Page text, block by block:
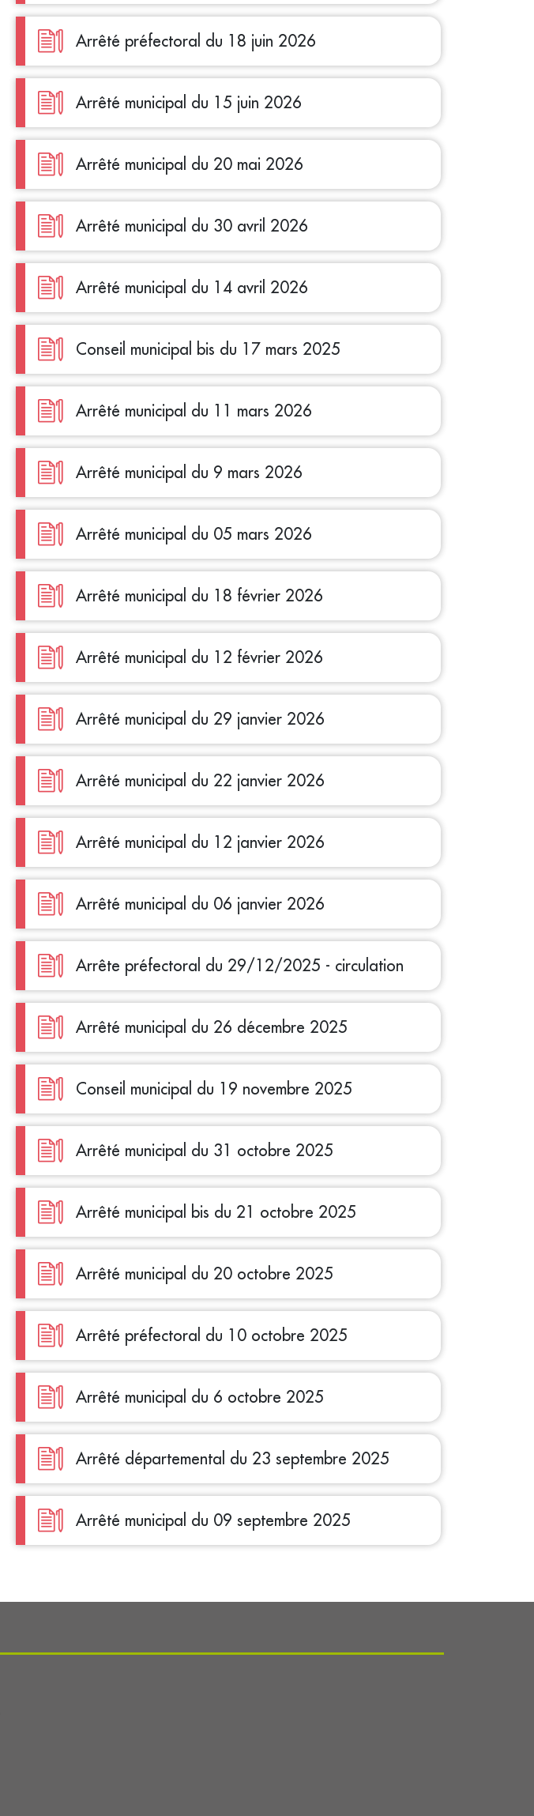
Arrêté préfectoral du 18 juin 2026
Arrêté municipal du 15 juin 2026
Arrêté municipal du 20 mai 2026
Arrêté municipal du 30 avril 2026
Arrêté municipal du 14 avril 2026
Conseil municipal bis du 17 mars 2025
Arrêté municipal du 11 mars 2026
Arrêté municipal du 9 mars 2026
Arrêté municipal du 05 mars 2026
Arrêté municipal du 18 février 2026
Arrêté municipal du 12 février 2026
Arrêté municipal du 29 janvier 2026
Arrêté municipal du 22 janvier 2026
Arrêté municipal du 12 janvier 2026
Arrêté municipal du 06 janvier 2026
Arrête préfectoral du 29/12/2025 - circulation
Arrêté municipal du 26 décembre 2025
Conseil municipal du 19 novembre 2025
Arrêté municipal du 31 octobre 2025
Arrêté municipal bis du 21 octobre 2025
Arrêté municipal du 20 octobre 2025
Arrêté préfectoral du 10 octobre 2025
Arrêté municipal du 6 octobre 2025
Arrêté départemental du 23 septembre 2025
Arrêté municipal du 09 septembre 2025